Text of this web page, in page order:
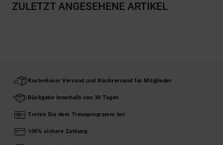
ZULETZT ANGESEHENE ARTIKEL
Kostenloser Versand und Rückversand für Mitglieder
Rückgabe innerhalb von 30 Tagen
Treten Sie dem Treueprogramm bei
100% sichere Zahlung